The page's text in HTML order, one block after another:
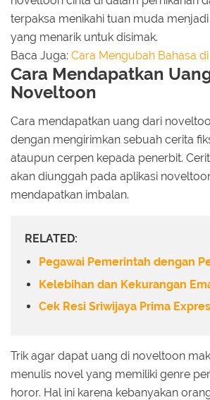
terpaksa menikahi tuan muda
yang menarik untuk disimak.
Baca Juga: Cara Mengubah Bahasa
Cara Mendapatkan
Noveltoon
Cara mendapatkan uang dari
dengan mengirimkan sebuah cerita
ataupun cerpen kepada penerbit.
akan diunggah pada aplikasi
mendapatkan imbalan.
RELATED:
Pegawai Pemerintah dengan
Kelebihan dan Kekurangan
Cek Resi Sriwijaya Prima
Trik agar dapat uang di noveltoon
menulis novel yang memiliki genre
horor. Hal ini karena kebanyakan